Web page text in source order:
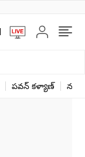
పవన్ కళ్యాణ్